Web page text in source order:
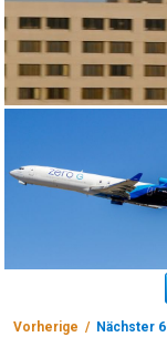
Vorherige / Nächster